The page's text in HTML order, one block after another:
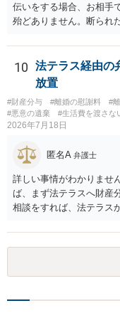
伝いをする場合、お相手
殆どありません。断られ
高いためです。 実務的
を進める選択を採らざる
10
法テラス経由の
放置
#財産分与 #離婚の慰謝料 #
#悪意の遺棄
#生活費を渡さな
2026年7月18日
匿名A 弁護士
詳しい事情がわかりませ
ば、まず法テラスへ財産
相談をすれば、法テラス
す。